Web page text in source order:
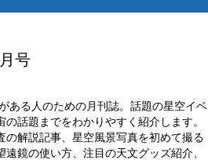
号
ある人のための月刊誌。話題の星空イベ
話題までをわかりやすく紹介します。
の解説記事、星空風景写真を初めて撮る
鏡の使い方、注目の天文グッズ紹介、